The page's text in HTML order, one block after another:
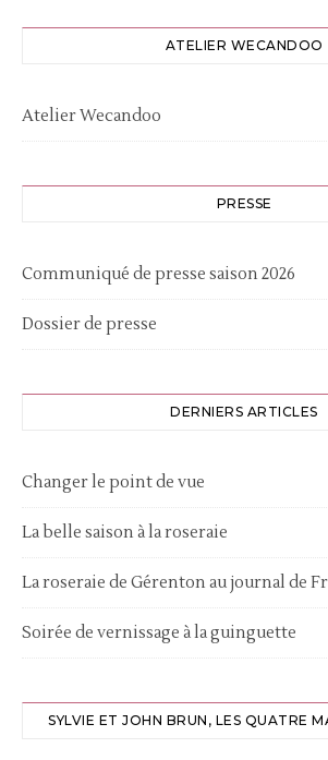
ATELIER WECANDOO
Atelier Wecandoo
PRESSE
Communiqué de presse saison 2026
Dossier de presse
DERNIERS ARTICLES
Changer le point de vue
La belle saison à la roseraie
La roseraie de Gérenton au journal de
Soirée de vernissage à la guinguette
SYLVIE ET JOHN BRUN, LES QUATRE